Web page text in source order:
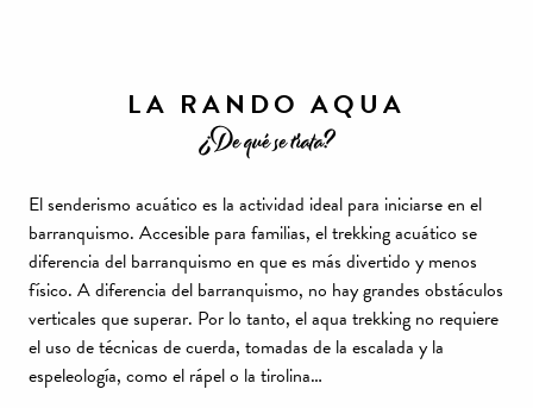
LA RANDO AQUA
¿De qué se trata?
El senderismo acuático es la actividad ideal para iniciarse en el
barranquismo. Accesible para familias, el trekking acuático se
diferencia del barranquismo en que es más divertido y menos
físico. A diferencia del barranquismo, no hay grandes obstáculos
verticales que superar. Por lo tanto, el aqua trekking no requiere
el uso de técnicas de cuerda, tomadas de la escalada y la
espeleología, como el rápel o la tirolina…